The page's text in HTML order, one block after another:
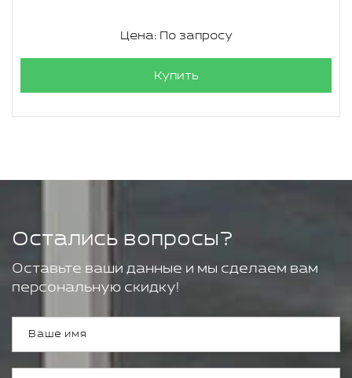
Цена: По запросу
Купить
Остались вопросы?
Оставьте ваши данные и мы сделаем вам
персональную скидку!